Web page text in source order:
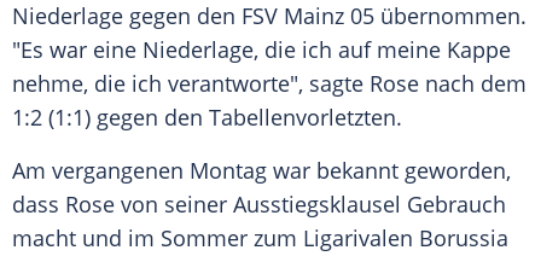
Niederlage gegen den FSV Mainz 05 übernommen.
"Es war eine Niederlage, die ich auf meine Kappe
nehme, die ich verantworte", sagte Rose nach dem
1:2 (1:1) gegen den Tabellenvorletzten.
Am vergangenen Montag war bekannt geworden,
dass Rose von seiner Ausstiegsklausel Gebrauch
macht und im Sommer zum Ligarivalen Borussia